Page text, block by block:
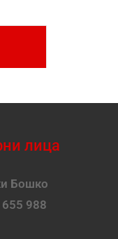
лица
Бошко
988